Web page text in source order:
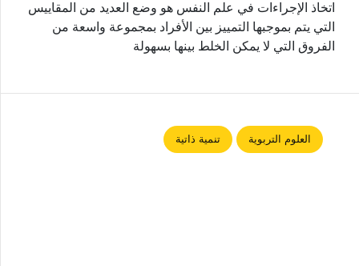
اتخاذ الإجراءات في علم النفس هو وضع العديد من المقاييس
التي يتم بموجبها التمييز بين الأفراد بمجموعة واسعة من
الفروق التي لا يمكن الخلط بينها بسهولة
العلوم التربوية تنمية ذاتية